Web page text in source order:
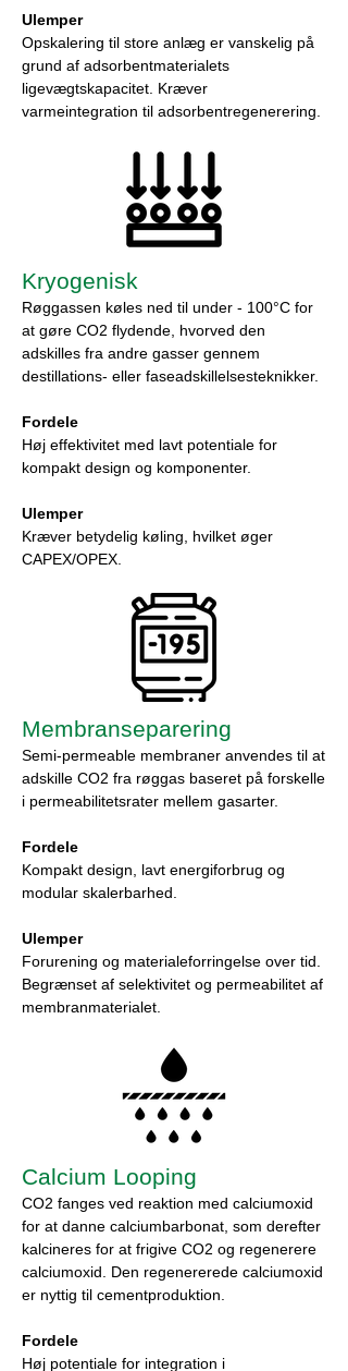
Ulemper
Opskalering til store anlæg er vanskelig på
grund af adsorbentmaterialets
ligevægtskapacitet. Kræver
varmeintegration til adsorbentregenerering.
Kryogenisk
Røggassen køles ned til under - 100°C for
at gøre CO2 flydende, hvorved den
adskilles fra andre gasser gennem
destillations- eller faseadskillelsesteknikker.
Fordele
Høj effektivitet med lavt potentiale for
kompakt design og komponenter.
Ulemper
Kræver betydelig køling, hvilket øger
CAPEX/OPEX.
Membranseparering
Semi-permeable membraner anvendes til at
adskille CO2 fra røggas baseret på forskelle
i permeabilitetsrater mellem gasarter.
Fordele
Kompakt design, lavt energiforbrug og
modular skalerbarhed.
Ulemper
Forurening og materialeforringelse over tid.
Begrænset af selektivitet og permeabilitet af
membranmaterialet.
Calcium Looping
CO2 fanges ved reaktion med calciumoxid
for at danne calciumbarbonat, som derefter
kalcineres for at frigive CO2 og regenerere
calciumoxid. Den regenererede calciumoxid
er nyttig til cementproduktion.
Fordele
Høj potentiale for integration i